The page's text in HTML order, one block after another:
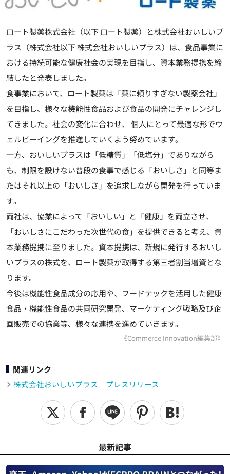
ロート製薬株式会社（以下 ロート製薬）と株式会社おいしいプ
ラス（株式会社以下 株式会社おいしいプラス）は、食品事業に
おける持続可能な健康社会の実現を目指し、資本業務提携を締
結したと発表しました。
食事業において、ロート製薬は「薬に頼りすぎない製薬会社」
を目指し、様々な機能性食品および食品の開発にチャレンジし
てきました。社会の変化に合わせ、 個人にとって最適な形でウ
ェルビーイングを推進していくよう努めています。
一方、おいしいプラスは「低糖質」「低塩分」でありながら
も、制限を設けない普段の食事で感じる「おいしさ」と同等ま
たはそれ以上の「おいしさ」を追求しながら開発を行っていま
す。
両社は、協業によって「おいしい」と「健康」を両立させ、
「おいしさにこだわった次世代の食」を提供できると考え、資
本業務提携に至りました。資本提携は、新規に発行するおいし
いプラスの株式を、ロート製薬が取得する第三者割当増資とな
ります。
今後は機能性食品成分の応用や、フードテックを活用した健康
食品・機能性食品の共同研究開発、マーケティング戦略及び企
画販売での協業等、様々な連携を進めていきます。
《Commerce Innovation編集部》
関連リンク
株式会社おいしいプラス プレスリリース
最新記事